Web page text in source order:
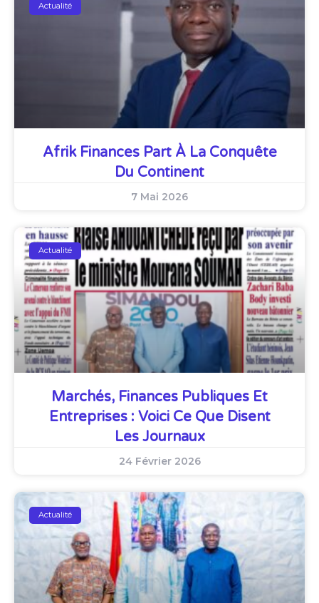
Actualité
Afrik Finances Part À La Conquête
Du Continent
7 Mai 2026
Actualité
Marchés, Finances Publiques Et
Entreprises : Voici Ce Que Disent
Les Journaux
24 Février 2026
Actualité